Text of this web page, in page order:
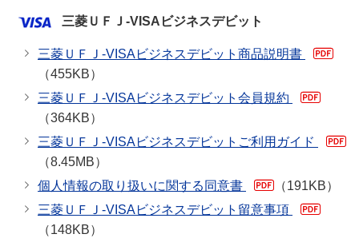
三菱ＵＦＪ-VISAビジネスデビット
三菱ＵＦＪ-VISAビジネスデビット商品説明書
（455KB）
三菱ＵＦＪ-VISAビジネスデビット会員規約
（364KB）
三菱ＵＦＪ-VISAビジネスデビットご利用ガイド
（8.45MB）
個人情報の取り扱いに関する同意書
（191KB）
三菱ＵＦＪ-VISAビジネスデビット留意事項
（148KB）